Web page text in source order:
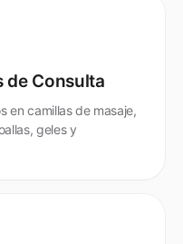
de Consulta
en camillas de masaje,
geles y